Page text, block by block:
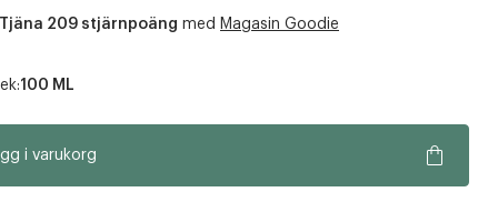
Tjäna 209 stjärnpoäng med Magasin Goodie
100 ML
i varukorg